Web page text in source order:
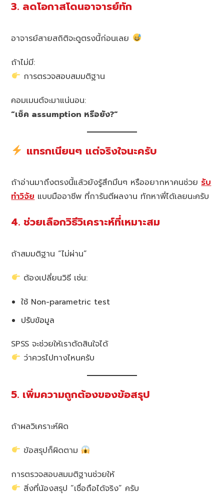
3. ลดโอกาสโดนอาจารย์ทัก
อาจารย์สายสถิติจะดูตรงนี้ก่อนเลย
ถ้าไม่มี:
การตรวจสอบสมมติฐาน
คอมเมนต์จะมาแน่นอน:
“เช็ค assumption หรือยัง?”
แทรกเนียนๆ แต่จริงใจนะครับ
ถ้าอ่านมาถึงตรงนี้แล้วยังรู้สึกมึนๆ หรืออยากหาคนช่วยรับ
ทำวิจัยแบบมืออาชีพ ที่การันตีผลงาน ทักหาพี่ได้เลยนะครับ
4. ช่วยเลือกวิธีวิเคราะห์ที่เหมาะสม
ถ้าสมมติฐาน “ไม่ผ่าน”
ต้องเปลี่ยนวิธี เช่น:
ใช้ Non-parametric test
ปรับข้อมูล
SPSS จะช่วยให้เราตัดสินใจได้
ว่าควรไปทางไหนครับ
5. เพิ่มความถูกต้องของข้อสรุป
ถ้าผลวิเคราะห์ผิด
ข้อสรุปก็ผิดตาม
การตรวจสอบสมมติฐานช่วยให้
สิ่งที่น้องสรุป “เชื่อถือได้จริง” ครับ